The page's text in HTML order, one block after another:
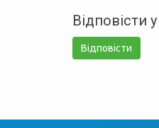
Відповісти
Відповісти